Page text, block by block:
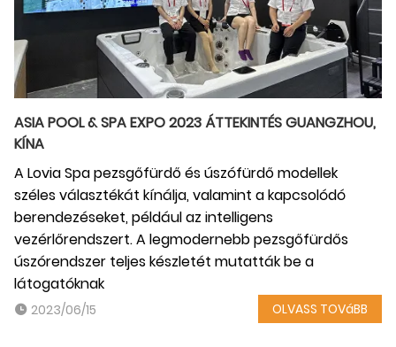
ASIA POOL & SPA EXPO 2023 ÁTTEKINTÉS GUANGZHOU,
KÍNA
A Lovia Spa pezsgőfürdő és úszófürdő modellek
széles választékát kínálja, valamint a kapcsolódó
berendezéseket, például az intelligens
vezérlőrendszert. A legmodernebb pezsgőfürdős
úszórendszer teljes készletét mutatták be a
látogatóknak
2023/06/15 OLVASS TOVáBB